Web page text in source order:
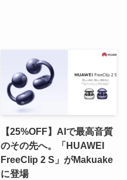
【25%OFF】AIで最高音質
のその先へ。「HUAWEI
FreeClip 2 S」がMakuake
に登場